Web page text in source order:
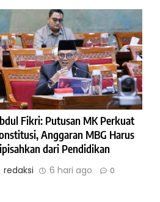
Fikri: Putusan MK Perkuat
Anggaran MBG Harus
dari Pendidikan
redaksi 6 hari ago 0